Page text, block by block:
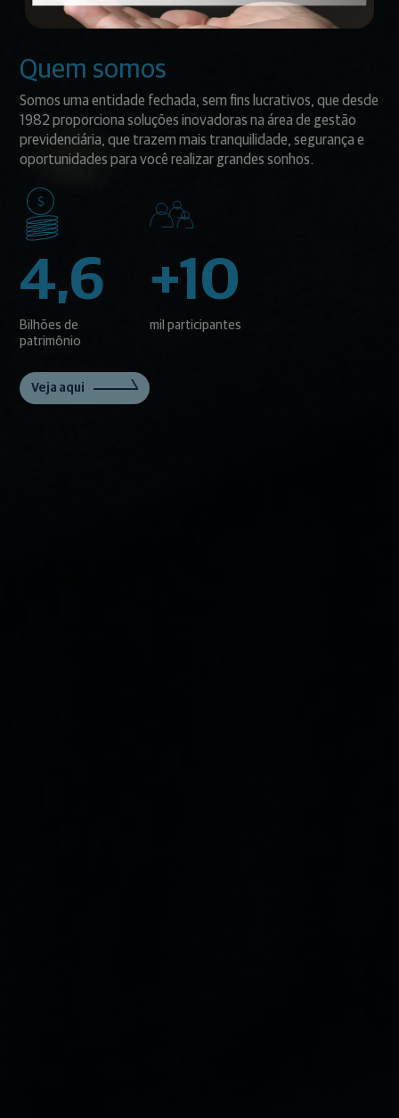
Quem somos
Somos uma entidade fechada, sem fins lucrativos, que desde
1982 proporciona soluções inovadoras na área de gestão
previdenciária, que trazem mais tranquilidade, segurança e
oportunidades para você realizar grandes sonhos.
4,6
Bilhões de
patrimônio
+10
mil participantes
Veja aqui